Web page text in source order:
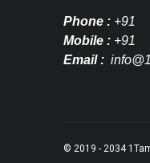
Phone : +91
Mobile : +91
Email :
© 2019 - 2034